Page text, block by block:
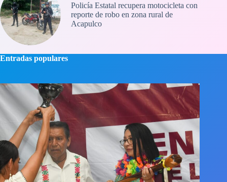
Policía Estatal recupera motocicleta con
reporte de robo en zona rural de
Acapulco
Entradas populares